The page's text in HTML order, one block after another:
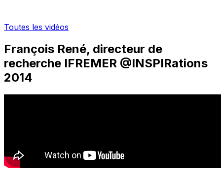
Toutes les vidéos
François René, directeur de
recherche IFREMER @INSPIRations
2014